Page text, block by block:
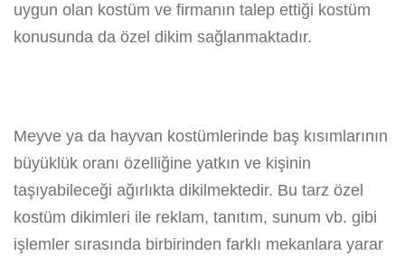
uygun olan kostüm ve firmanın talep ettiği kostüm
konusunda da özel dikim sağlanmaktadır.
Meyve ya da hayvan kostümlerinde baş kısımlarının
büyüklük oranı özelliğine yatkın ve kişinin
taşıyabileceği ağırlıkta dikilmektedir. Bu tarz özel
kostüm dikimleri ile reklam, tanıtım, sunum vb. gibi
işlemler sırasında birbirinden farklı mekanlara yarar